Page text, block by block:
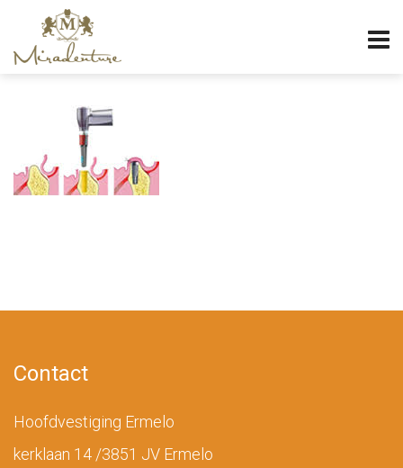
Contact
Hoofdvestiging Ermelo
kerklaan 14 /3851 JV Ermelo